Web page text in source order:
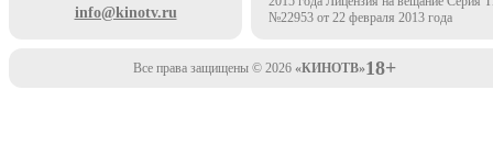
info@kinotv.ru
№22953 от 22 февраля 2013 года
Все права защищены © 2026 «КИНОТВ»18+